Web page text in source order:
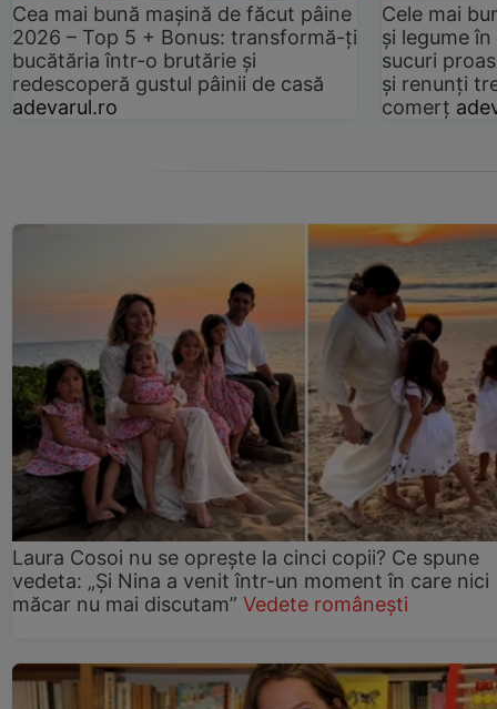
Cea mai bună mașină de făcut pâine
2026 – Top 5 + Bonus: transformă-ți
bucătăria într-o brutărie și
redescoperă gustul pâinii de casă
adevarul.ro
Cele mai
și legume
sucuri
și renunți
comerț
Laura Cosoi nu se oprește la cinci copii? Ce spune
vedeta: „Și Nina a venit într-un moment în care nici
măcar nu mai discutam” Vedete românești